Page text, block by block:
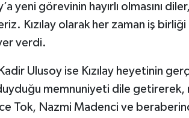
yeni görevinin hayırlı olmasını
Kızılay olarak her zaman iş birliği
verdi.
Ulusoy ise Kızılay heyetinin
memnuniyeti dile getirerek,
Tok, Nazmi Madenci ve